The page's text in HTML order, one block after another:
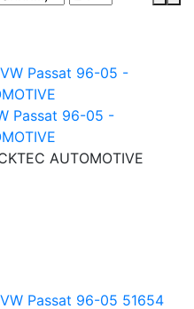
Passat 96-05 -
AUTOMOTIVE